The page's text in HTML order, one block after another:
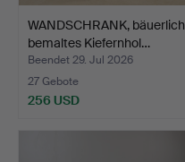
WANDSCHRANK, bäuerlich
bemaltes Kiefernhol…
Beendet 29. Jul 2026
27 Gebote
256 USD